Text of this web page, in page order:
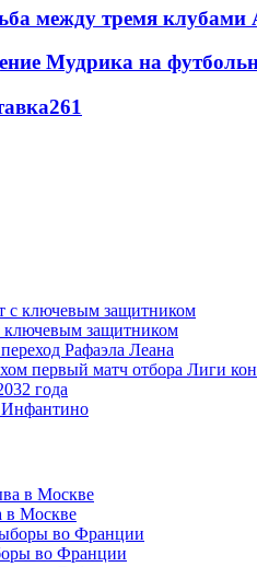
между тремя
Мудрика на
261
ключевым защитником
Рафаэла Леана
первый матч отбора Лиги
года
Инфантино
в Москве
во Франции